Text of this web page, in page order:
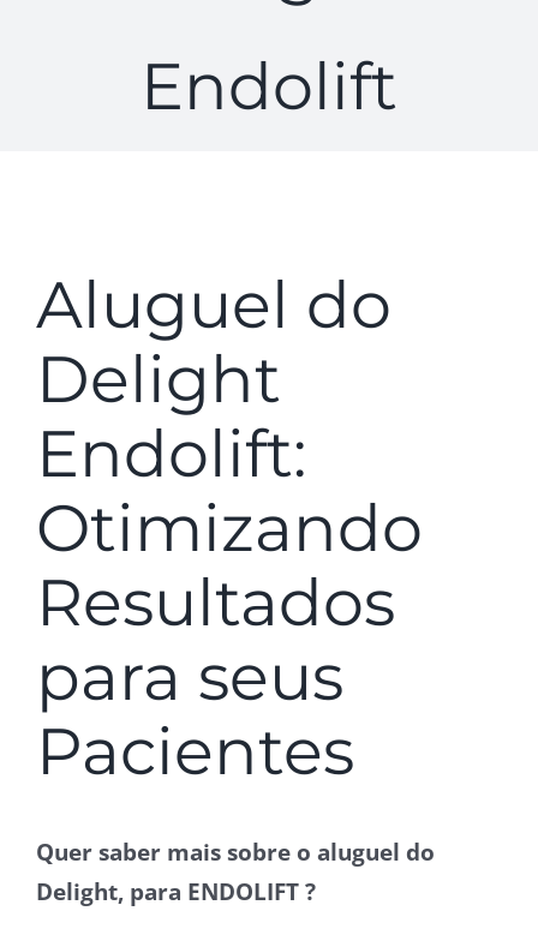
Endolift
Aluguel do
Delight
Endolift:
Otimizando
Resultados
para seus
Pacientes
Quer saber mais sobre o aluguel do
Delight, para ENDOLIFT ?